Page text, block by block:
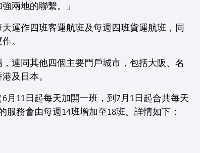
兩地的聯繫。」
運作四班客運航班及每週四班貨運航班，同
。
連同其他四個主要門戶城市，包括大阪、名
及日本。
月11日起每天加開一班，到7月1日起合共每天
務會由每週14班增加至18班。詳情如下：